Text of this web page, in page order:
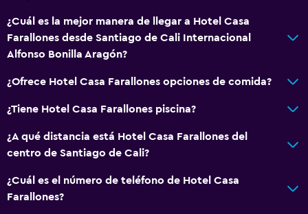
¿Cuál es la mejor manera de llegar a Hotel Casa
Farallones desde Santiago de Cali Internacional
Alfonso Bonilla Aragón?
¿Ofrece Hotel Casa Farallones opciones de comida?
¿Tiene Hotel Casa Farallones piscina?
¿A qué distancia está Hotel Casa Farallones del
centro de Santiago de Cali?
¿Cuál es el número de teléfono de Hotel Casa
Farallones?